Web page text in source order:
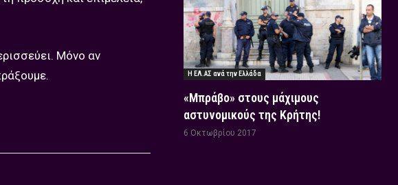
Μόνο αν
Η ΕΛ.ΑΣ ανά την Ελλάδα
«Μπράβο» στους μάχιμους
αστυνομικούς της Κρήτης!
6 Οκτωβρίου 2017